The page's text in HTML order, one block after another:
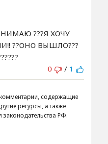
???Я ХОЧУ
??ОНО ВЫШЛО???
0
/ 1
содержащие
ресурсы, а также
РФ.